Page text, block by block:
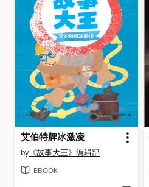
艾伯特牌冰激凌
by《故事大王》编辑部
EBOOK